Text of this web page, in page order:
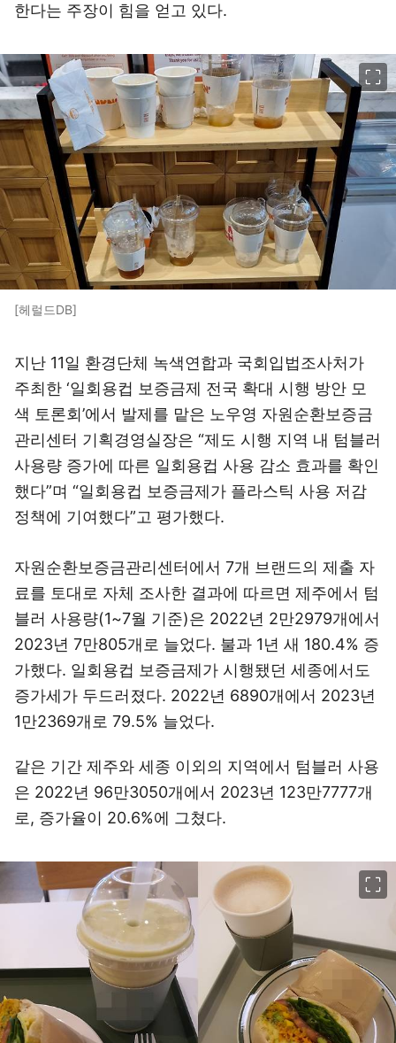
한다는 주장이 힘을 얻고 있다.
[헤럴드DB]
지난 11일 환경단체 녹색연합과 국회입법조사처가
주최한 ‘일회용컵 보증금제 전국 확대 시행 방안 모
색 토론회’에서 발제를 맡은 노우영 자원순환보증금
관리센터 기획경영실장은 “제도 시행 지역 내 텀블러
사용량 증가에 따른 일회용컵 사용 감소 효과를 확인
했다”며 “일회용컵 보증금제가 플라스틱 사용 저감
정책에 기여했다”고 평가했다.
자원순환보증금관리센터에서 7개 브랜드의 제출 자
료를 토대로 자체 조사한 결과에 따르면 제주에서 텀
블러 사용량(1~7월 기준)은 2022년 2만2979개에서
2023년 7만805개로 늘었다. 불과 1년 새 180.4% 증
가했다. 일회용컵 보증금제가 시행됐던 세종에서도
증가세가 두드러졌다. 2022년 6890개에서 2023년
1만2369개로 79.5% 늘었다.
같은 기간 제주와 세종 이외의 지역에서 텀블러 사용
은 2022년 96만3050개에서 2023년 123만7777개
로, 증가율이 20.6%에 그쳤다.